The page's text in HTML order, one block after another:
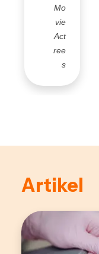
Mo
vie
Act
ree
s
Artikel